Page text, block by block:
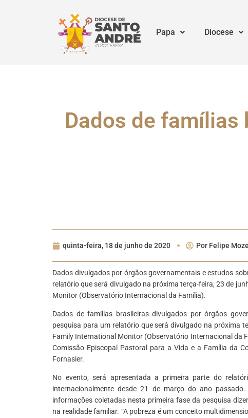
Papa Diocese
Dados de
quinta-feira, 18 de junho de 2020 Por Felipe
Dados divulgados por órgãos governamentais e estudos
relatório que será divulgado na próxima terça-feira, 23 de
Monitor (Observatório Internacional da Família).
Dados de famílias brasileiras divulgados por órgãos
pesquisa para um relatório que será divulgado na próxima
Family International Monitor (Observatório Internacional da
Comissão Episcopal Pastoral para a Vida e a Família da
Fornasier.
No evento, será apresentada a primeira parte do
internacionalmente desde 21 de março do ano
informações coletadas nesta primeira fase da pesquisa
na realidade familiar. “A pobreza é um conceito